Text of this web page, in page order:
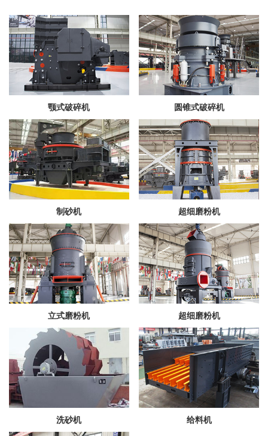
颚式破碎机 圆锥式破碎机
制砂机 超细磨粉机
立式磨粉机 超细磨粉机
洗砂机 给料机